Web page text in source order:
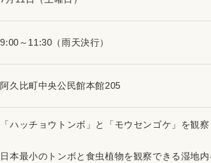
9:00～11:30（雨天決行）
阿久比町中央公民館本館205
「ハッチョウトンボ」と「モウセンゴケ」を観察
日本最小のトンボと食虫植物を観察できる湿地